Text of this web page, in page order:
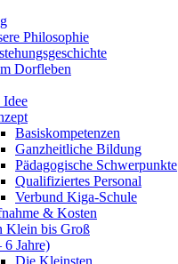
Philosophie
Dorfleben
Basiskompetenzen
Ganzheitliche Bildung
Pädagogische Schwerpunkte
Qualifiziertes Personal
Verbund Kiga-Schule
& Kosten
Klein bis Groß
6 Jahre)